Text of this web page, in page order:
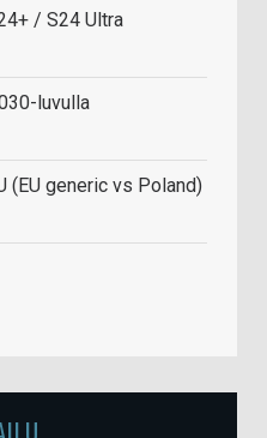
/ S24 Ultra
luvulla
(EU generic vs Poland)